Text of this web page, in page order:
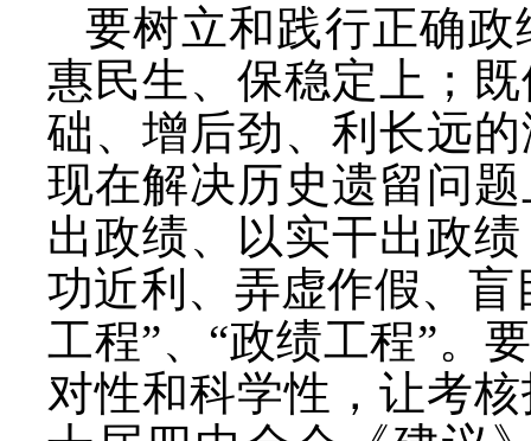
要树立和践行正确
惠民生、保稳定上；
础、增后劲、利长远
现在解决历史遗留问
出政绩、以实干出政
功近利、弄虚作假、
工程”、“政绩工程”。
对性和科学性，让考